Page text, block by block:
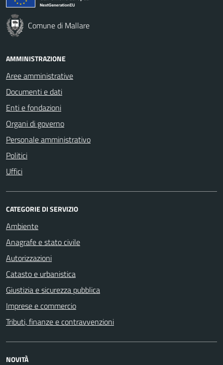
Comune di Mallare
AMMINISTRAZIONE
Aree amministrative
Documenti e dati
Enti e fondazioni
Organi di governo
Personale amministrativo
Politici
Uffici
CATEGORIE DI SERVIZIO
Ambiente
Anagrafe e stato civile
Autorizzazioni
Catasto e urbanistica
Giustizia e sicurezza pubblica
Imprese e commercio
Tributi, finanze e contravvenzioni
NOVITÀ